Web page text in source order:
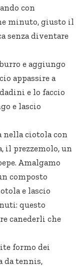
con
minuto, giusto il
senza diventare
e aggiungo
appassire a
e lo faccio
e lascio
nella ciotola con
il prezzemolo, un
Amalgamo
composto
e lascio
questo
canederli che
formo dei
da tennis,